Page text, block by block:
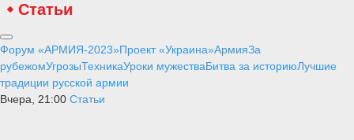
Статьи
Форум «АРМИЯ-2023»Проект «Украина»АрмияЗа
рубежомУгрозыТехникаУроки мужестваБитва за историюЛучшие
традиции русской армии
Вчера, 21:00 Статьи